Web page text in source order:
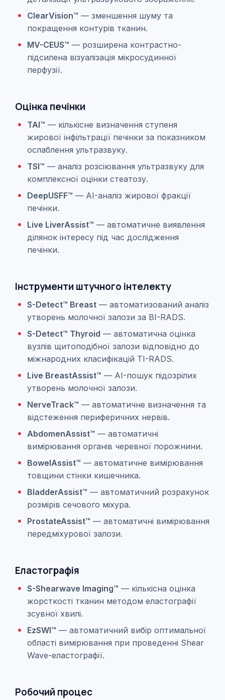
ClearVision™ — зменшення шуму та
покращення контурів тканин.
MV-CEUS™ — розширена контрастно-
підсилена візуалізація мікросудинної
перфузії.
Оцінка печінки
TAI™ — кількісне визначення ступеня
жирової інфільтрації печінки за показником
ослаблення ультразвуку.
TSI™ — аналіз розсіювання ультразвуку для
комплексної оцінки стеатозу.
DeepUSFF™ — AI-аналіз жирової фракції
печінки.
Live LiverAssist™ — автоматичне виявлення
ділянок інтересу під час дослідження
печінки.
Інструменти штучного інтелекту
S-Detect™ Breast — автоматизований аналіз
утворень молочної залози за BI-RADS.
S-Detect™ Thyroid — автоматична оцінка
вузлів щитоподібної залози відповідно до
міжнародних класифікацій TI-RADS.
Live BreastAssist™ — AI-пошук підозрілих
утворень молочної залози.
NerveTrack™ — автоматичне визначення та
відстеження периферичних нервів.
AbdomenAssist™ — автоматичні
вимірювання органів черевної порожнини.
BowelAssist™ — автоматичне вимірювання
товщини стінки кишечника.
BladderAssist™ — автоматичний розрахунок
розмірів сечового міхура.
ProstateAssist™ — автоматичні вимірювання
передміхурової залози.
Еластографія
S-Shearwave Imaging™ — кількісна оцінка
жорсткості тканин методом еластографії
зсувної хвилі.
EzSWI™ — автоматичний вибір оптимальної
області вимірювання при проведенні Shear
Wave-еластографії.
Робочий процес